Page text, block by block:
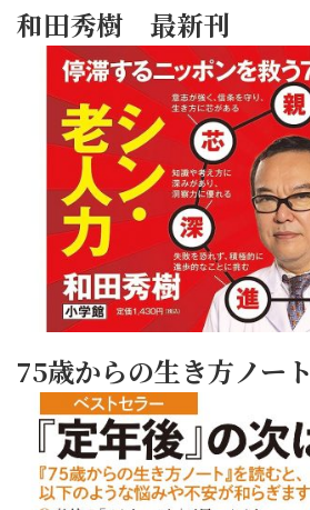
和田秀樹 最新刊
75歳からの生き方ノート